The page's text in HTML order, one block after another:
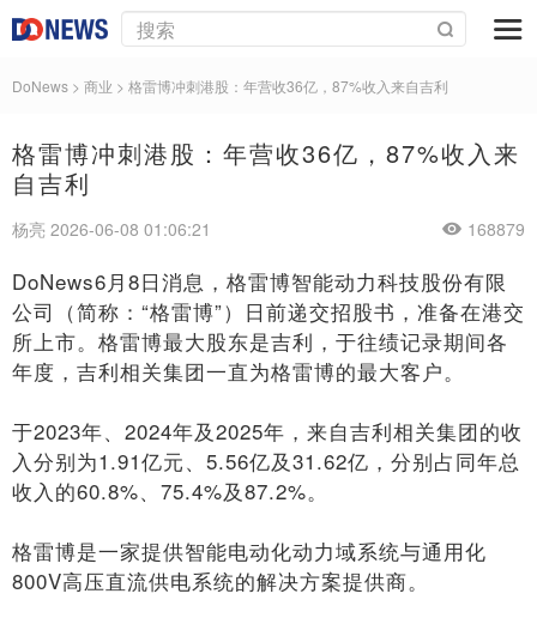
DoNews > 商业 > 格雷博冲刺港股：年营收36亿，87%收入来自吉利
格雷博冲刺港股：年营收36亿，87%收入来
自吉利
杨亮 2026-06-08 01:06:21 168879
DoNews6月8日消息，格雷博智能动力科技股份有限
公司（简称：“格雷博”）日前递交招股书，准备在港交
所上市。格雷博最大股东是吉利，于往绩记录期间各
年度，吉利相关集团一直为格雷博的最大客户。
于2023年、2024年及2025年，来自吉利相关集团的收
入分别为1.91亿元、5.56亿及31.62亿，分别占同年总
收入的60.8%、75.4%及87.2%。
格雷博是一家提供智能电动化动力域系统与通用化
800V高压直流供电系统的解决方案提供商。